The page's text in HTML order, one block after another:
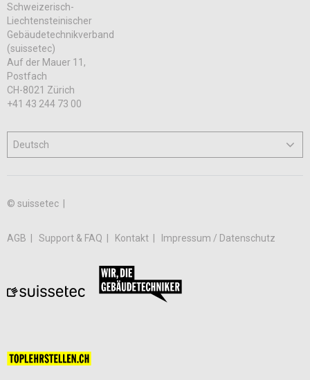
Schweizerisch-
Liechtensteinischer
Gebäudetechnikverband
(suissetec)
Auf der Mauer 11,
Postfach
CH-8021 Zürich
+41 43 244 73 00
© suissetec |
AGB Support & FAQ Kontakt Impressum / Datenschutz